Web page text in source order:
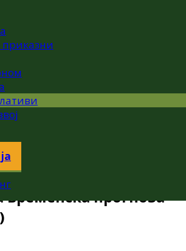
прогноза